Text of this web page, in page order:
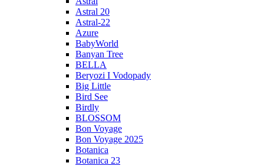
Astral 20
Astral-22
Azure
BabyWorld
Banyan Tree
BELLA
Beryozi I Vodopady
Big Little
Bird See
Birdly
BLOSSOM
Bon Voyage
Bon Voyage 2025
Botanica
Botanica 23